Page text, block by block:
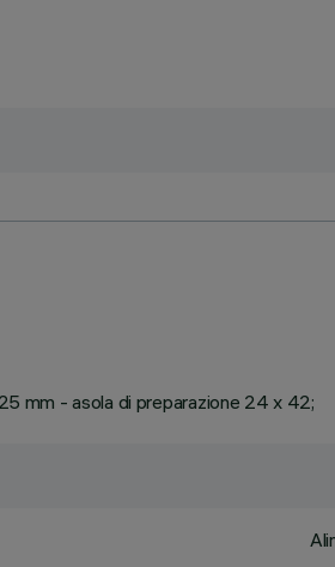
mm - asola di preparazione 24 x 42;